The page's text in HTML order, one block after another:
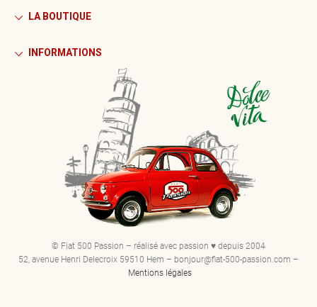
LA BOUTIQUE
INFORMATIONS
© Fiat 500 Passion – réalisé avec passion ♥ depuis 2004
52, avenue Henri Delecroix 59510 Hem – bonjour@fiat-500-passion.com –
Mentions légales